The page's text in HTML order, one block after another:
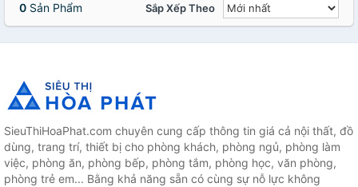
0 Sản Phẩm Sắp Xếp Theo
SieuThiHoaPhat.com chuyên cung cấp thông tin giá cả nội thất, đồ
dùng, trang trí, thiết bị cho phòng khách, phòng ngủ, phòng làm
việc, phòng ăn, phòng bếp, phòng tắm, phòng học, văn phòng,
phòng trẻ em... Bằng khả năng sẵn có cùng sự nỗ lực không